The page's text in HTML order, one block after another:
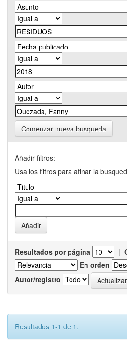
Comenzar nueva busqueda
Añadir filtros:
Usa los filtros para afinar la
Resultados por página |
En orden
Autor/registro
Resultados 1-1 de 1.